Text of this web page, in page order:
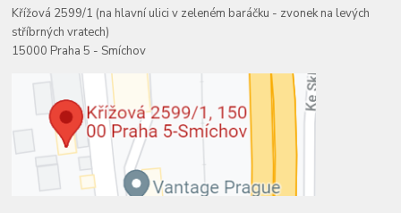
Křížová 2599/1 (na hlavní ulici v zeleném baráčku - zvonek na levých
stříbrných vratech)
15000 Praha 5 - Smíchov